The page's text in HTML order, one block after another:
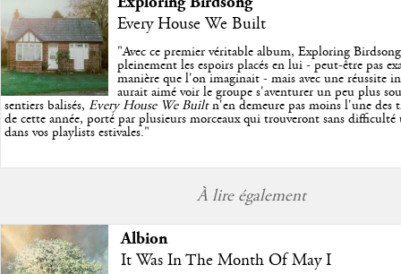
Every House We Built
"Avec ce premier véritable album, Exploring
pleinement les espoirs placés en lui - peut-être pas
manière que l'on imaginait - mais avec une réussite
aurait aimé voir le groupe s'aventurer un peu plus
sentiers balisés, Every House We Builtn'en demeure pas moins l'une des
de cette année, porté par plusieurs morceaux qui trouveront sans difficulté
dans vos playlists estivales."
À lire également
Albion
It Was In The Month Of May I